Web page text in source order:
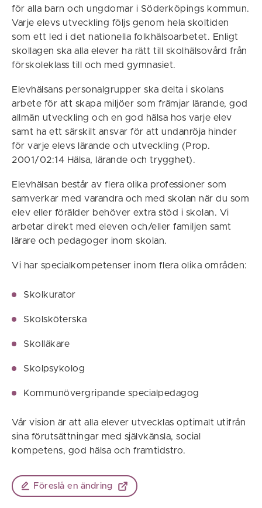
för alla barn och ungdomar i Söderköpings kommun.
Varje elevs utveckling följs genom hela skoltiden
som ett led i det nationella folkhälsoarbetet. Enligt
skollagen ska alla elever ha rätt till skolhälsovård från
förskoleklass till och med gymnasiet.
Elevhälsans personalgrupper ska delta i skolans
arbete för att skapa miljöer som främjar lärande, god
allmän utveckling och en god hälsa hos varje elev
samt ha ett särskilt ansvar för att undanröja hinder
för varje elevs lärande och utveckling (Prop.
2001/02:14 Hälsa, lärande och trygghet).
Elevhälsan består av flera olika professioner som
samverkar med varandra och med skolan när du som
elev eller förälder behöver extra stöd i skolan. Vi
arbetar direkt med eleven och/eller familjen samt
lärare och pedagoger inom skolan.
Vi har specialkompetenser inom flera olika områden:
Skolkurator
Skolsköterska
Skolläkare
Skolpsykolog
Kommunövergripande specialpedagog
Vår vision är att alla elever utvecklas optimalt utifrån
sina förutsättningar med självkänsla, social
kompetens, god hälsa och framtidstro.
Föreslå en ändring